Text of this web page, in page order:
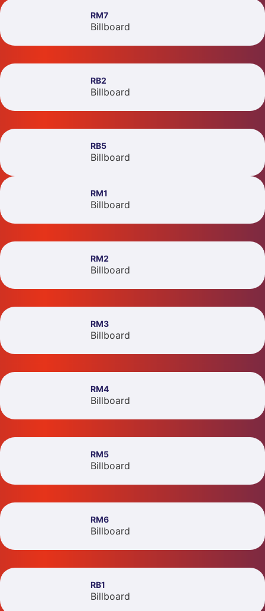
RM7
Billboard
RB2
Billboard
RB5
Billboard
RM1
Billboard
RM2
Billboard
RM3
Billboard
RM4
Billboard
RM5
Billboard
RM6
Billboard
RB1
Billboard